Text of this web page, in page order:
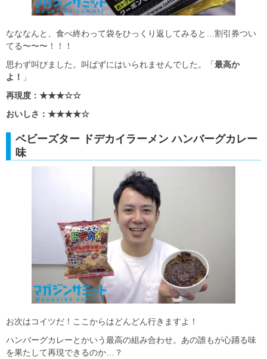
なななんと、食べ終わって袋をひっくり返してみると…割引券つい
てる〜〜〜！！！
思わず叫びました。叫ばずにはいられませんでした。「最高か
よ！
」
再現度：★★★☆☆
おいしさ：★★★★☆
ベビーズター ドデカイラーメン ハンバーグカレー
味
お次はコイツだ！ここからはどんどん行きますよ！
ハンバーグカレーとかいう最高の組み合わせ。あの誰もが心踊る味
を果たして再現できるのか…？